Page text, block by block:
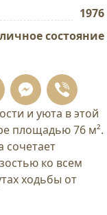
1976
состояние
Telegram
и уюта в этой
площадью 76 м².
сочетает
ко всем
ходьбы от